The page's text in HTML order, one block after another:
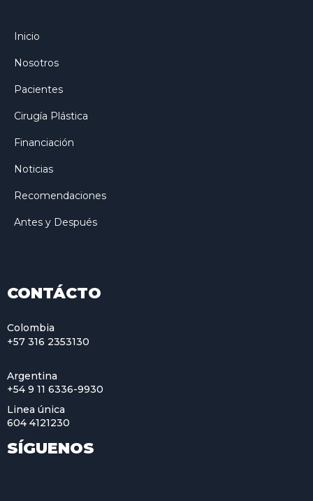
Inicio
Nosotros
Pacientes
Cirugía Plástica
Financiación
Noticias
Recomendaciones
Antes y Después
CONTÁCTO
Colombia
+57 316 2353130
Argentina
+54 9 11 6336-9930
Linea única
604 4121230
SÍGUENOS